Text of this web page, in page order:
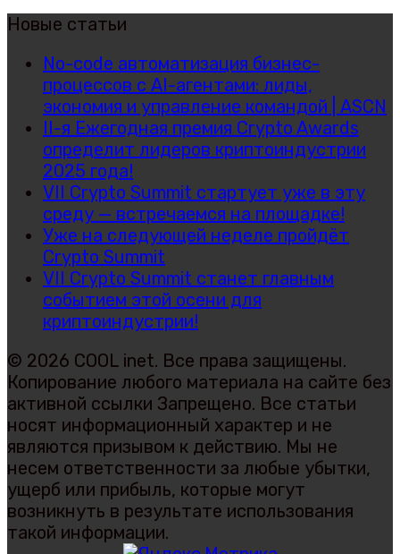
Новые статьи
No-code автоматизация бизнес-
процессов с AI-агентами: лиды,
экономия и управление командой | ASCN
II-я Ежегодная премия Crypto Awards
определит лидеров криптоиндустрии
2025 года!
VII Crypto Summit стартует уже в эту
среду — встречаемся на площадке!
Уже на следующей неделе пройдёт
Crypto Summit
VII Crypto Summit станет главным
событием этой осени для
криптоиндустрии!
© 2026 COOL inet. Все права защищены.
Копирование любого материала на сайте без
активной ссылки Запрещено. Все статьи
носят информационный характер и не
являются призывом к действию. Мы не
несем ответственности за любые убытки,
ущерб или прибыль, которые могут
возникнуть в результате использования
такой информации.